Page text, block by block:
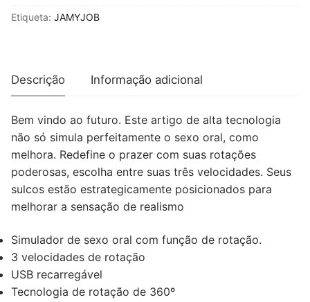
SEXO
Etiqueta: JAMYJOB
Descrição Informação adicional
Bem vindo ao futuro. Este artigo de alta tecnologia
não só simula perfeitamente o sexo oral, como
melhora. Redefine o prazer com suas rotações
poderosas, escolha entre suas três velocidades. Seus
sulcos estão estrategicamente posicionados para
melhorar a sensação de realismo
Simulador de sexo oral com função de rotação.
3 velocidades de rotação
USB recarregável
Tecnologia de rotação de 360º